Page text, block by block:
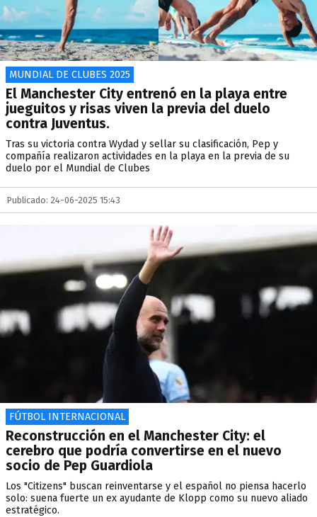
MUNDIAL DE CLUBES 2025
El Manchester City entrenó en la playa entre
jueguitos y risas viven la previa del duelo
contra Juventus.
Tras su victoria contra Wydad y sellar su clasificación, Pep y
compañía realizaron actividades en la playa en la previa de su
duelo por el Mundial de Clubes
Publicado: 24-06-2025 15:43
FÚTBOL INTERNACIONAL
Reconstrucción en el Manchester City: el
cerebro que podría convertirse en el nuevo
socio de Pep Guardiola
Los "Citizens" buscan reinventarse y el español no piensa hacerlo
solo: suena fuerte un ex ayudante de Klopp como su nuevo aliado
estratégico.